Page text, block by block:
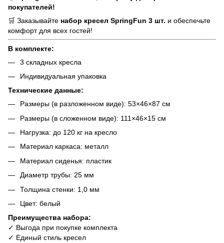
покупателей!
🛒 Заказывайте набор кресел SpringFun 3 шт. и обеспечьте
комфорт для всех гостей!
В комплекте:
3 складных кресла
Индивидуальная упаковка
Технические данные:
Размеры (в разложенном виде): 53×46×87 см
Размеры (в сложенном виде): 111×46×15 см
Нагрузка: до 120 кг на кресло
Материал каркаса: металл
Материал сиденья: пластик
Диаметр трубы: 25 мм
Толщина стенки: 1,0 мм
Цвет: белый
Преимущества набора:
✓ Выгода при покупке комплекта
✓ Единый стиль кресел